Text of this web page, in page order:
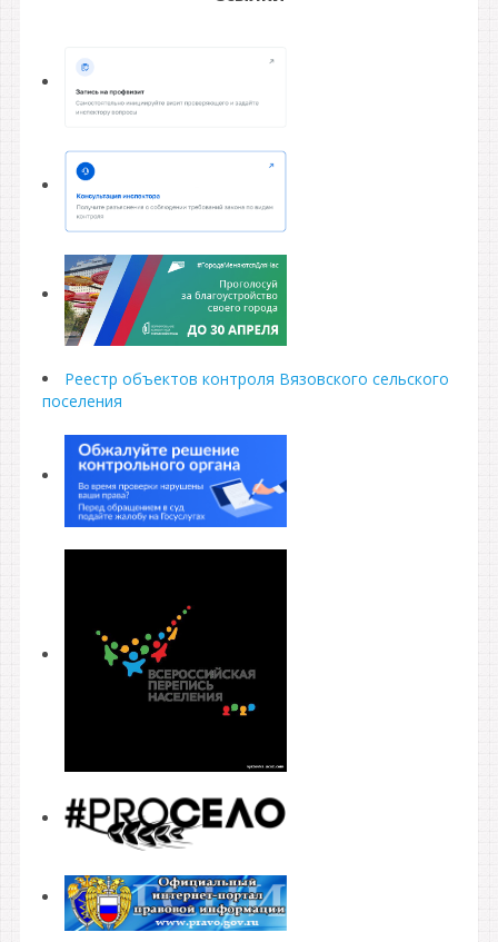
Реестр объектов контроля Вязовского сельского
поселения